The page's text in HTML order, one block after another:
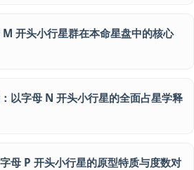
开头小行星群在本命星盘中的核心
以字母 N 开头小行星的全面占星学释
母 P 开头小行星的原型特质与度数对